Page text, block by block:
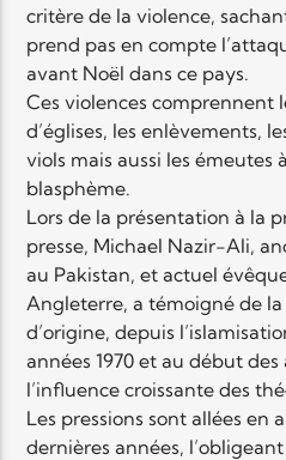
critère de la violence,
prend pas en compte
avant Noël dans ce pays.
Ces violences comprennent
d’églises, les enlèvements,
viols mais aussi les émeutes
blasphème.
Lors de la présentation à la
presse, Michael Nazir-Ali,
au Pakistan, et actuel
Angleterre, a témoigné de
d’origine, depuis
années 1970 et au début des
l’influence croissante des
Les pressions sont allées en
dernières années,